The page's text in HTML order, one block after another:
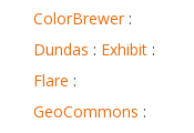
ColorBrewer :
Dundas : Exhibit :
Flare :
GeoCommons :